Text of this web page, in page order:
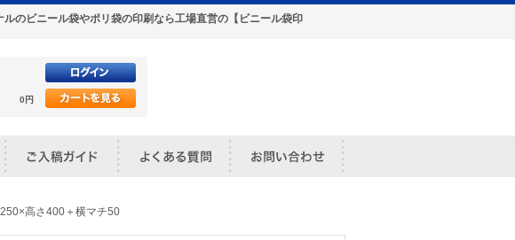
のビニール袋やポリ袋の印刷なら工場直営の【ビニール袋印
0円
高さ400＋横マチ50